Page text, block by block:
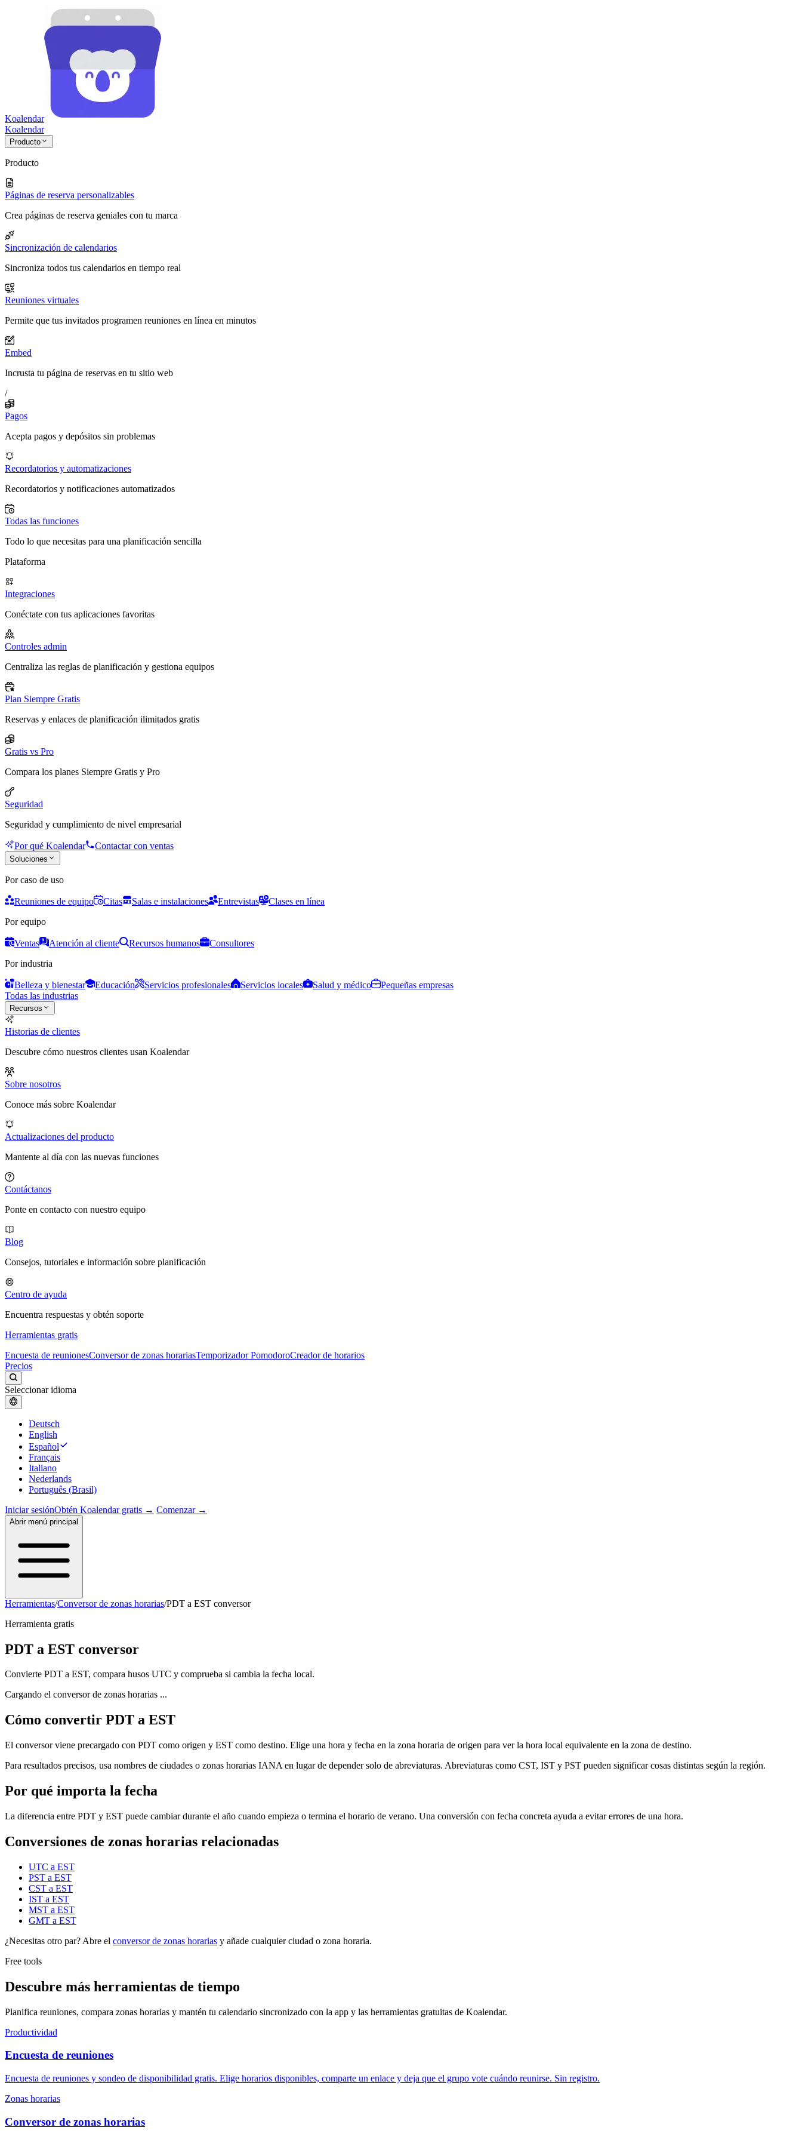
Koalendar
Koalendar
Producto
Producto
Páginas de reserva personalizables
Crea páginas de reserva geniales con tu marca
Sincronización de calendarios
Sincroniza todos tus calendarios en tiempo real
Reuniones virtuales
Permite que tus invitados programen reuniones en línea en minutos
Embed
Incrusta tu página de reservas en tu sitio web
/
Pagos
Acepta pagos y depósitos sin problemas
Recordatorios y automatizaciones
Recordatorios y notificaciones automatizados
Todas las funciones
Todo lo que necesitas para una planificación sencilla
Plataforma
Integraciones
Conéctate con tus aplicaciones favoritas
Controles admin
Centraliza las reglas de planificación y gestiona equipos
Plan Siempre Gratis
Reservas y enlaces de planificación ilimitados gratis
Gratis vs Pro
Compara los planes Siempre Gratis y Pro
Seguridad
Seguridad y cumplimiento de nivel empresarial
Por qué Koalendar Contactar con ventas
Soluciones
Por caso de uso
Reuniones de equipo Citas Salas e instalaciones Entrevistas
Clases en línea
Por equipo
Ventas Atención al cliente Recursos humanos
Consultores
Por industria
Belleza y bienestar Educación Servicios profesionales Servicios locales Salud y médico
Pequeñas empresas
Todas las industrias
Recursos
Historias de clientes
Descubre cómo nuestros clientes usan Koalendar
Sobre nosotros
Conoce más sobre Koalendar
Actualizaciones del producto
Mantente al día con las nuevas funciones
Contáctanos
Ponte en contacto con nuestro equipo
Blog
Consejos, tutoriales e información sobre planificación
Centro de ayuda
Encuentra respuestas y obtén soporte
Herramientas gratis
Encuesta de reunionesConversor de zonas horariasTemporizador PomodoroCreador de horarios
Precios
Seleccionar idioma
Deutsch
English
Español
Français
Italiano
Nederlands
Português (Brasil)
Iniciar sesiónObtén Koalendar gratis → Comenzar →
Abrir menú principal
Herramientas/Conversor de zonas horarias/PDT a EST conversor
Herramienta gratis
PDT a EST conversor
Convierte PDT a EST, compara husos UTC y comprueba si cambia la fecha local.
Cargando el conversor de zonas horarias ...
Cómo convertir PDT a EST
El conversor viene precargado con PDT como origen y EST como destino. Elige una hora y fecha en la zona horaria de origen para ver la hora local equivalente en la zona de destino.
Para resultados precisos, usa nombres de ciudades o zonas horarias IANA en lugar de depender solo de abreviaturas. Abreviaturas como CST, IST y PST pueden significar cosas distintas según la región.
Por qué importa la fecha
La diferencia entre PDT y EST puede cambiar durante el año cuando empieza o termina el horario de verano. Una conversión con fecha concreta ayuda a evitar errores de una hora.
Conversiones de zonas horarias relacionadas
UTC a EST
PST a EST
CST a EST
IST a EST
MST a EST
GMT a EST
¿Necesitas otro par? Abre el conversor de zonas horarias y añade cualquier ciudad o zona horaria.
Free tools
Descubre más herramientas de tiempo
Planifica reuniones, compara zonas horarias y mantén tu calendario sincronizado con la app y las herramientas gratuitas de Koalendar.
Productividad
Encuesta de reuniones
Encuesta de reuniones y sondeo de disponibilidad gratis. Elige horarios disponibles, comparte un enlace y deja que el grupo vote cuándo reunirse. Sin registro.
Zonas horarias
Conversor de zonas horarias